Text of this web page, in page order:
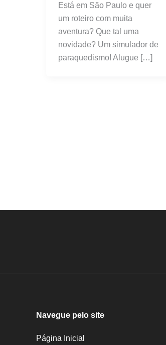
Está em São Paulo e quer
um roteiro com muita
aventura? Que tal uma
novidade? Um simulador de
paraquedismo! Alugue […]
Navegue pelo site
Página Inicial